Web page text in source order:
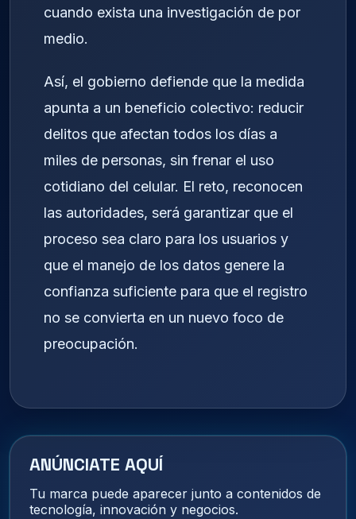
cuando exista una investigación de por
medio.
Así, el gobierno defiende que la medida
apunta a un beneficio colectivo: reducir
delitos que afectan todos los días a
miles de personas, sin frenar el uso
cotidiano del celular. El reto, reconocen
las autoridades, será garantizar que el
proceso sea claro para los usuarios y
que el manejo de los datos genere la
confianza suficiente para que el registro
no se convierta en un nuevo foco de
preocupación.
ANÚNCIATE AQUÍ
Tu marca puede aparecer junto a contenidos de
tecnología, innovación y negocios.